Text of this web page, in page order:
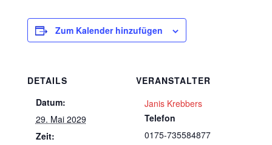
Zum Kalender hinzufügen
DETAILS
Datum:
29. Mai 2029
Zeit:
VERANSTALTER
Janis Krebbers
Telefon
0175-735584877